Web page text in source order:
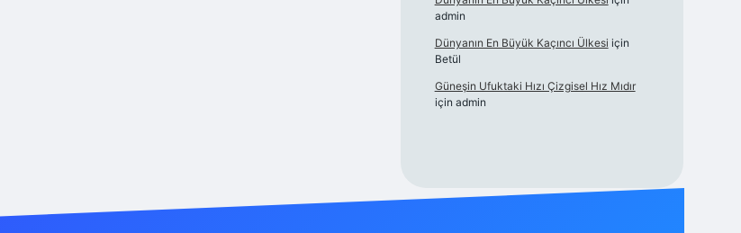
admin
Dünyanın En Büyük Kaçıncı Ülkesi için
Betül
Güneşin Ufuktaki Hızı Çizgisel Hız Mıdır
için admin